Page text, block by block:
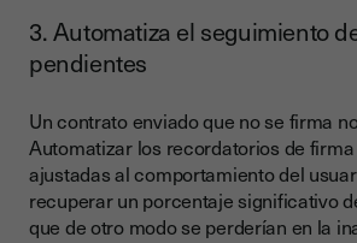
3. Automatiza el seguimiento
pendientes
Un contrato enviado que no se firma
Automatizar los recordatorios de
ajustadas al comportamiento del
recuperar un porcentaje significativo
que de otro modo se perderían en la